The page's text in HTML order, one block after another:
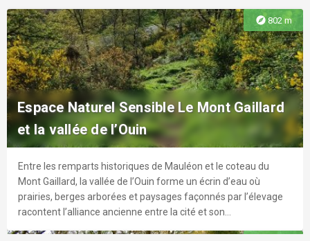
Noyau historique de St-Jouin, ce quartier de Mauléon s'est
développé à partir du XI ème siècle.
explore7.1 km
Saint-Amand-sur-Sèvre : circuit n°1, Le
tour du bourg avec explications de
l'histoire et du patrimoine
Location de Vélo Vintage - Le Trotteur
Le Trotteur propose des vélos Vintage à la location pour la
journée, le week-end ou le temps d'une balade... Nous avons
également des vélos très anciens, pour des soirées à thème,
en guise de décoration.
explore
explore 802 m
Espace Naturel Sensible Le Mont Gaillard
et la vallée de l’Ouin
Entre les remparts historiques de Mauléon et le coteau du
Mont Gaillard, la vallée de l’Ouin forme un écrin d’eau où
prairies, berges arborées et paysages façonnés par l’élevage
racontent l’alliance ancienne entre la cité et son